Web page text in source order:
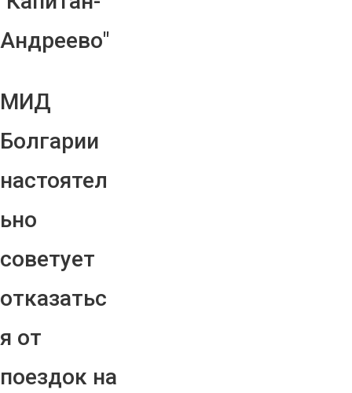
Андреево"
МИД
Болгарии
настоятел
ьно
советует
отказатьс
я от
поездок на